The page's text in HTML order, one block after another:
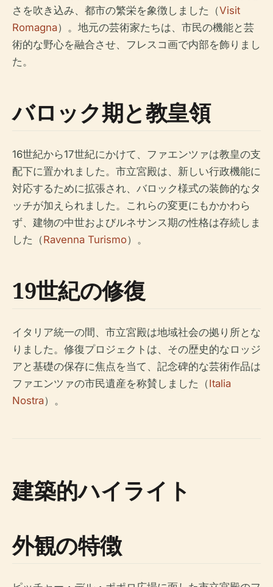
さを吹き込み、都市の繁栄を象徴しました（Visit
Romagna）。地元の芸術家たちは、市民の機能と芸
術的な野心を融合させ、フレスコ画で内部を飾りまし
た。
バロック期と教皇領
16世紀から17世紀にかけて、ファエンツァは教皇の支
配下に置かれました。市立宮殿は、新しい行政機能に
対応するために拡張され、バロック様式の装飾的なタ
ッチが加えられました。これらの変更にもかかわら
ず、建物の中世およびルネサンス期の性格は存続しま
した（Ravenna Turismo）。
19世紀の修復
イタリア統一の間、市立宮殿は地域社会の拠り所とな
りました。修復プロジェクトは、その歴史的なロッジ
アと基礎の保存に焦点を当て、記念碑的な芸術作品は
ファエンツァの市民遺産を称賛しました（Italia
Nostra）。
建築的ハイライト
外観の特徴